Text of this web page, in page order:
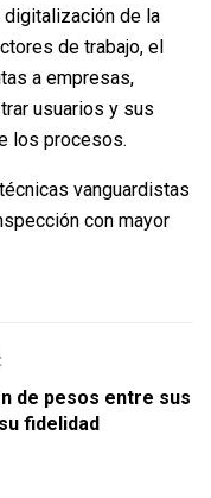
de la
de trabajo, el
a empresas,
usuarios y sus
los procesos.
vanguardistas
con mayor
de pesos entre sus
fidelidad